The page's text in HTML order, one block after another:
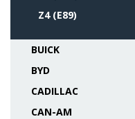
Z4 (E89)
BUICK
BYD
CADILLAC
CAN-AM